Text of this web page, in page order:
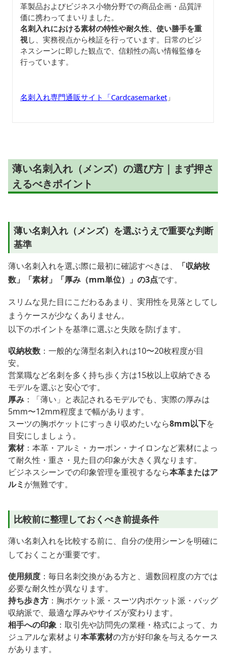
革製品およびビジネス小物分野での商品企画・品質評
価に携わってまいりました。
名刺入れにおける素材の特性や耐久性、使い勝手を重
視し、実務視点から検証を行っています。日常のビジ
ネスシーンに即した観点で、信頼性の高い情報監修を
行っています。
名刺入れ専門通販サイト「Cardcasemarket 」
薄い名刺入れ（メンズ）の選び方｜まず押さ
えるべきポイント
薄い名刺入れ（メンズ）を選ぶうえで重要な判断
基準
薄い名刺入れを選ぶ際に最初に確認すべきは、
「収納枚
数」「素材」「厚み（mm単位）」の3点です。
スリムな見た目にこだわるあまり、実用性を見落としてし
まうケースが少なくありません。
以下のポイントを基準に選ぶと失敗を防げます。
収納枚数 ：一般的な薄型名刺入れは10〜20枚程度が目
安。
営業職など名刺を多く持ち歩く方は15枚以上収納できる
モデルを選ぶと安心です。
厚み ：「薄い」と表記されるモデルでも、実際の厚みは
5mm〜12mm程度まで幅があります。
スーツの胸ポケットにすっきり収めたいなら8mm以下を
目安にしましょう。
素材：本革・アルミ・カーボン・ナイロンなど素材によっ
て耐久性・重さ・見た目の印象が大きく異なります。
ビジネスシーンでの印象管理を重視するなら本革またはア
ルミ が無難です。
比較前に整理しておくべき前提条件
薄い名刺入れを比較する前に、自分の使用シーンを明確に
しておくことが重要です。
使用頻度 ：毎日名刺交換がある方と、週数回程度の方では
必要な耐久性が異なります。
持ち歩き方 ：胸ポケット派・スーツ内ポケット派・バッグ
収納派で、最適な厚みやサイズが変わります。
相手への印象 ：取引先や訪問先の業種・格式によって、カ
ジュアルな素材より本革素材の方が好印象を与えるケース
があります。